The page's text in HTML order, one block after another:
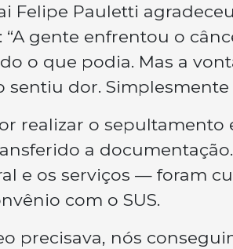
Felipe Pauletti
gente enfrentou o
o que podia. Mas a
sentiu dor.
realizar o sepultamento
a
e os serviços — foram
com o SUS.
precisava, nós